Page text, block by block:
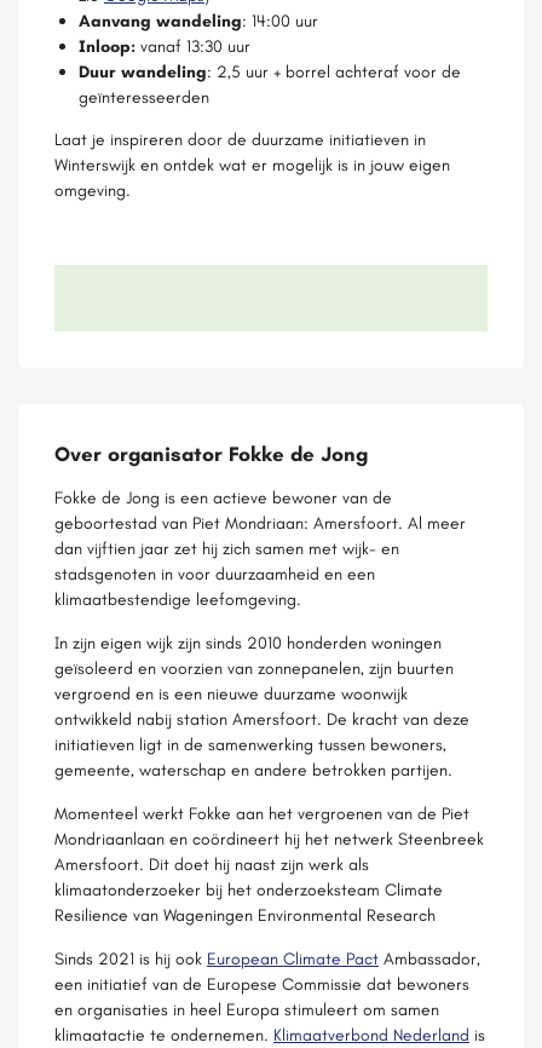
Aanvang wandeling: 14:00 uur
Inloop: vanaf 13:30 uur
Duur wandeling: 2,5 uur + borrel achteraf voor de
geïnteresseerden
Laat je inspireren door de duurzame initiatieven in
Winterswijk en ontdek wat er mogelijk is in jouw eigen
omgeving.
Over organisator Fokke de Jong
Fokke de Jong is een actieve bewoner van de
geboortestad van Piet Mondriaan: Amersfoort. Al meer
dan vijftien jaar zet hij zich samen met wijk- en
stadsgenoten in voor duurzaamheid en een
klimaatbestendige leefomgeving.
In zijn eigen wijk zijn sinds 2010 honderden woningen
geïsoleerd en voorzien van zonnepanelen, zijn buurten
vergroend en is een nieuwe duurzame woonwijk
ontwikkeld nabij station Amersfoort. De kracht van deze
initiatieven ligt in de samenwerking tussen bewoners,
gemeente, waterschap en andere betrokken partijen.
Momenteel werkt Fokke aan het vergroenen van de Piet
Mondriaanlaan en coördineert hij het netwerk Steenbreek
Amersfoort. Dit doet hij naast zijn werk als
klimaatonderzoeker bij het onderzoeksteam Climate
Resilience van Wageningen Environmental Research
Sinds 2021 is hij ook European Climate Pact Ambassador,
een initiatief van de Europese Commissie dat bewoners
en organisaties in heel Europa stimuleert om samen
klimaatactie te ondernemen. Klimaatverbond Nederland is